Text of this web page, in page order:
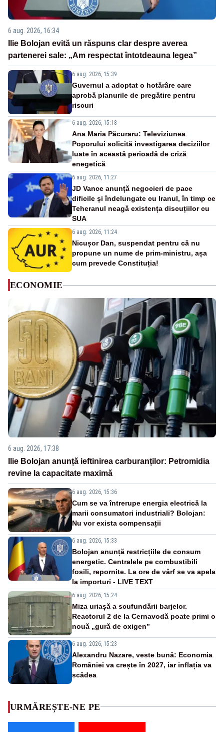
6 aug. 2026, 16:34
Ilie Bolojan evită un răspuns clar despre averea
partenerei sale: „Am respectat întotdeauna legea”
6 aug. 2026, 15:39
Guvernul a adoptat o hotărâre care
aprobă planurile de pregătire pentru
riscuri
6 aug. 2026, 15:18
Ana Maria Păcuraru: Televiziunea
Poporului solicită investigarea deciziilor
luate în această perioadă de criză
enegetică
6 aug. 2026, 11:27
JD Vance anunță negocieri de pace
dificile și îndelungate cu Iranul, în timp ce
Teheranul neagă existența discuțiilor cu
SUA
6 aug. 2026, 11:24
Nicușor Dan, suspendat pentru că nu
propune un nume de prim-ministru, așa
cum prevede Constituția!
ECONOMIE
6 aug. 2026, 17:38
Ilie Bolojan anunță ieftinirea carburanților: Petromidia
revine la capacitate maximă
6 aug. 2026, 15:36
Cum se va întrerupe energia electrică la
marii consumatori industriali? Bolojan:
Nu vor exista compensații
6 aug. 2026, 15:33
Bolojan anunță restricțiile de consum
energetic. Centralele pe combustibili
fosili, repornite. La ore de vârf se va apela
la importuri - LIVE TEXT
6 aug. 2026, 15:24
Miza uriașă a scufundării barjelor.
Reactorul 2 de la Cernavodă poate primi o
nouă „gură de oxigen”
6 aug. 2026, 15:23
Alexandru Nazare, veste bună: Economia
României va crește în 2027, iar inflația va
scădea
URMĂREȘTE-NE PE